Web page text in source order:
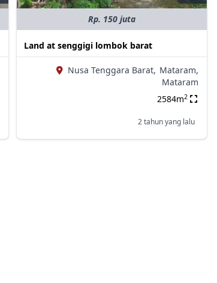
Rp. 150 juta
Land at senggigi lombok barat
Nusa Tenggara Barat, Mataram,
Mataram
2584m2
2 tahun yang lalu